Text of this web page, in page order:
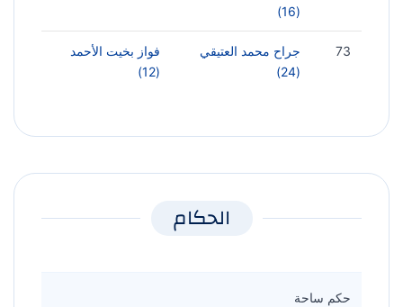
(16)
73
جراح محمد العتيقي
(24)
فواز بخيت الأحمد
(12)
الحكام
حكم ساحة